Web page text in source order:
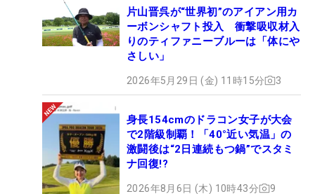
片山晋呉が“世界初”のアイアン用カ
ーボンシャフト投入 衝撃吸収材入
りのティファニーブルーは「体にや
さしい」
2026年5月29日 (金) 11時15分 3
身長154cmのドラコン女子が大会
で2階級制覇！「40°近い気温」の
激闘後は“2日連続もつ鍋”でスタミ
ナ回復!?
2026年8月6日 (木) 10時43分 9